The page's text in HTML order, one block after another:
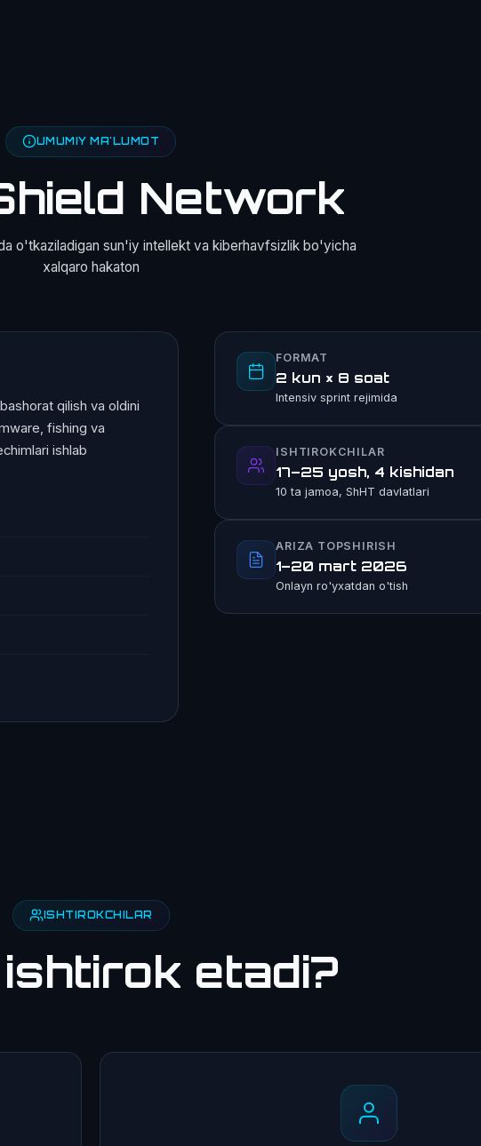
UMUMIY MA'LUMOT
Network
o'tkaziladigan sun'iy intellekt va kiberhavfsizlik bo'yicha
xalqaro hakaton
qilish va oldini
fishing va
ishlab
FORMAT
2 kun × 8 soat
Intensiv sprint rejimida
ISHTIROKCHILAR
17–25 yosh, 4 kishidan
10 ta jamoa, ShHT davlatlari
ARIZA TOPSHIRISH
1–20 mart 2026
Onlayn ro'yxatdan o'tish
ISHTIROKCHILAR
ishtirok etadi?